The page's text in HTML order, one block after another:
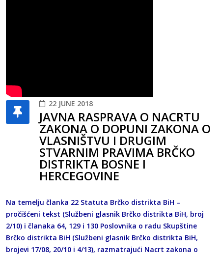
22 JUNE 2018
JAVNA RASPRAVA O NACRTU
ZAKONA O DOPUNI ZAKONA O
VLASNIŠTVU I DRUGIM
STVARNIM PRAVIMA BRČKO
DISTRIKTA BOSNE I
HERCEGOVINE
Na temelju članka 22 Statuta Brčko distrikta BiH –
pročišćeni tekst (Službeni glasnik Brčko distrikta BiH, broj
2/10) i članaka 64, 129 i 130 Poslovnika o radu Skupštine
Brčko distrikta BiH (Službeni glasnik Brčko distrikta BiH,
brojevi 17/08, 20/10 i 4/13), razmatrajući Nacrt zakona o